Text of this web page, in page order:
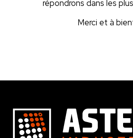
répondrons dans les
Merci et à